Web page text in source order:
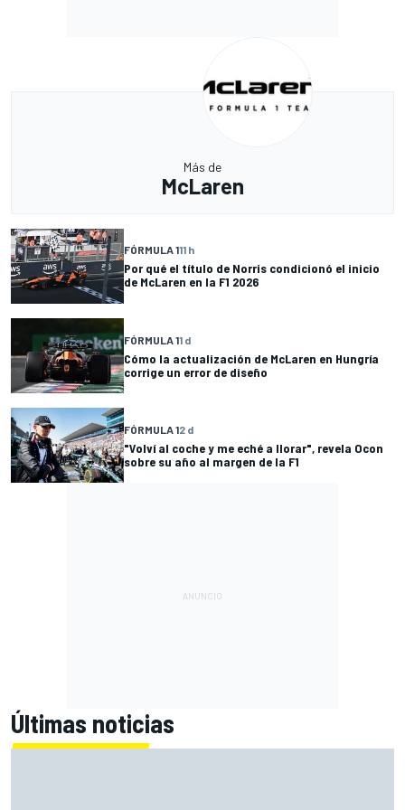
Más de
McLaren
FÓRMULA 111 h
Por qué el título de Norris condicionó el inicio
de McLaren en la F1 2026
FÓRMULA 11 d
Cómo la actualización de McLaren en Hungría
corrige un error de diseño
FÓRMULA 12 d
"Volví al coche y me eché a llorar", revela Ocon
sobre su año al margen de la F1
Últimas noticias